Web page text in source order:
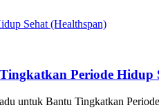
Periode Hidup
untuk Bantu Tingkatkan